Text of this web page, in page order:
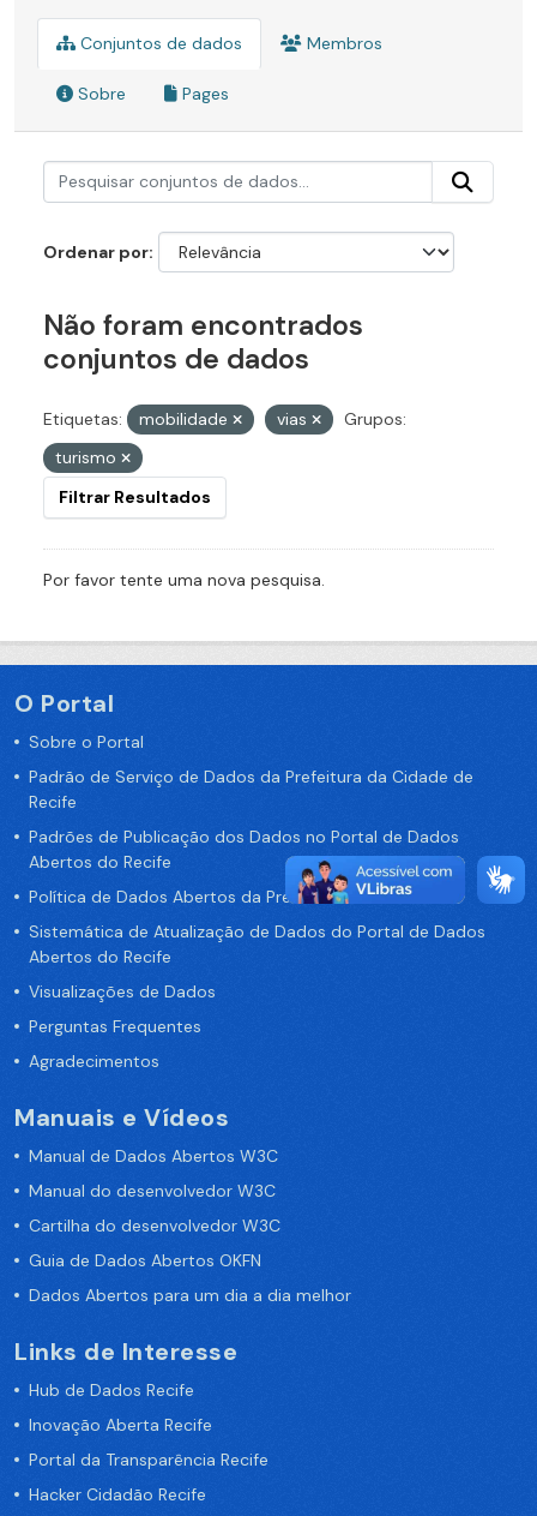
Conjuntos de dados Membros
Sobre Pages
Ordenar por
Não foram encontrados
conjuntos de dados
Etiquetas: mobilidade vias
Grupos:
turismo
Filtrar Resultados
Por favor tente uma nova pesquisa.
O Portal
Sobre o Portal
Padrão de Serviço de Dados da Prefeitura da Cidade de
Recife
Padrões de Publicação dos Dados no Portal de Dados
Abertos do Recife
Política de Dados Abertos da Prefeitura do Recife
Sistemática de Atualização de Dados do Portal de Dados
Abertos do Recife
Visualizações de Dados
Perguntas Frequentes
Agradecimentos
Manuais e Vídeos
Manual de Dados Abertos W3C
Manual do desenvolvedor W3C
Cartilha do desenvolvedor W3C
Guia de Dados Abertos OKFN
Dados Abertos para um dia a dia melhor
Links de Interesse
Hub de Dados Recife
Inovação Aberta Recife
Portal da Transparência Recife
Hacker Cidadão Recife